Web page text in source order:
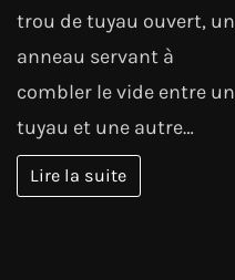
trou de tuyau ouvert, un
anneau servant à
combler le vide entre un
tuyau et une autre…
Lire la suite